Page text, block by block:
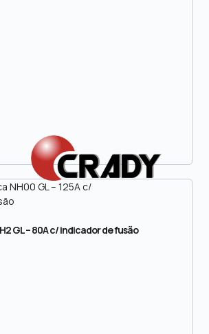
GL – 80A c/ indicador de fusão